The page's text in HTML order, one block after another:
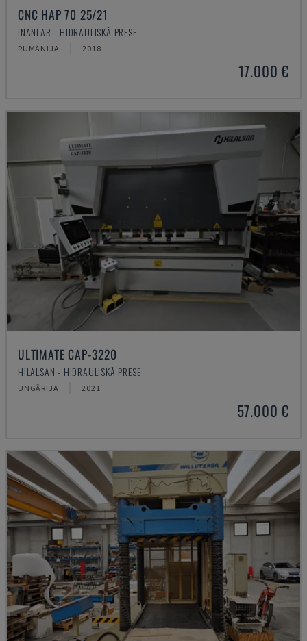
CNC HAP 70 25/21
INANLAR - HIDRAULISKĀ PRESE
RUMĀNIJA 2018
17.000 €
ULTIMATE CAP-3220
HILALSAN - HIDRAULISKĀ PRESE
UNGĀRIJA 2021
57.000 €